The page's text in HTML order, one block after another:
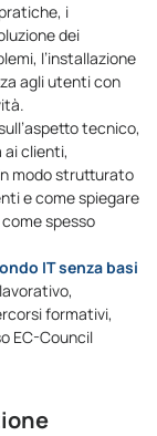
i
dei
l’installazione
agli utenti con
tecnico,
ai clienti,
modo strutturato
e come spiegare
spesso
IT senza basi
formativi,
EC-Council